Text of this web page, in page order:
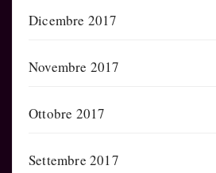
Dicembre 2017
Novembre 2017
Ottobre 2017
Settembre 2017